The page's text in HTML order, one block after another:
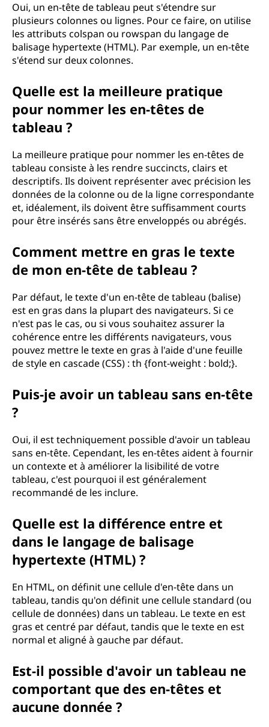
Oui, un en-tête de tableau peut s'étendre sur
plusieurs colonnes ou lignes. Pour ce faire, on utilise
les attributs colspan ou rowspan du langage de
balisage hypertexte (HTML). Par exemple, un en-tête
s'étend sur deux colonnes.
Quelle est la meilleure pratique
pour nommer les en-têtes de
tableau ?
La meilleure pratique pour nommer les en-têtes de
tableau consiste à les rendre succincts, clairs et
descriptifs. Ils doivent représenter avec précision les
données de la colonne ou de la ligne correspondante
et, idéalement, ils doivent être suffisamment courts
pour être insérés sans être enveloppés ou abrégés.
Comment mettre en gras le texte
de mon en-tête de tableau ?
Par défaut, le texte d'un en-tête de tableau (balise)
est en gras dans la plupart des navigateurs. Si ce
n'est pas le cas, ou si vous souhaitez assurer la
cohérence entre les différents navigateurs, vous
pouvez mettre le texte en gras à l'aide d'une feuille
de style en cascade (CSS) : th {font-weight : bold;}.
Puis-je avoir un tableau sans en-tête
?
Oui, il est techniquement possible d'avoir un tableau
sans en-tête. Cependant, les en-têtes aident à fournir
un contexte et à améliorer la lisibilité de votre
tableau, c'est pourquoi il est généralement
recommandé de les inclure.
Quelle est la différence entre et
dans le langage de balisage
hypertexte (HTML) ?
En HTML, on définit une cellule d'en-tête dans un
tableau, tandis qu'on définit une cellule standard (ou
cellule de données) dans un tableau. Le texte en est
gras et centré par défaut, tandis que le texte en est
normal et aligné à gauche par défaut.
Est-il possible d'avoir un tableau ne
comportant que des en-têtes et
aucune donnée ?